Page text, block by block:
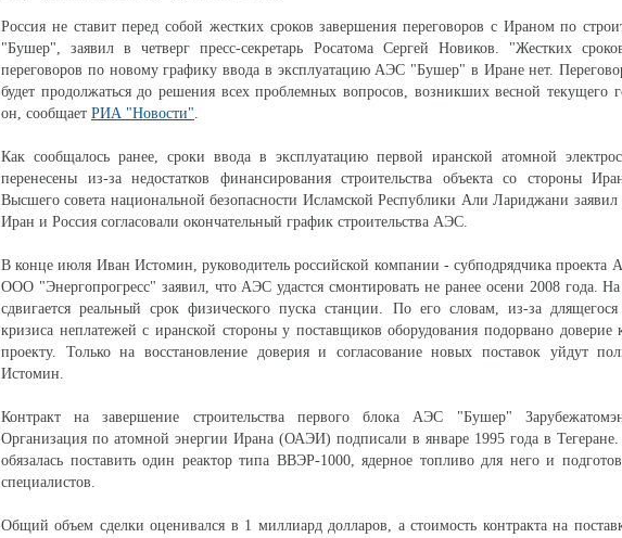
Россия не ставит перед собой жестких сроков завершения переговоров с Ираном по
"Бушер", заявил в четверг пресс-секретарь Росатома Сергей Новиков. "Жестких
переговоров по новому графику ввода в эксплуатацию АЭС "Бушер" в Иране нет.
будет продолжаться до решения всех проблемных вопросов, возникших весной текущего
он, сообщает РИА "Новости".
Как сообщалось ранее, сроки ввода в эксплуатацию первой иранской атомной
перенесены из-за недостатков финансирования строительства объекта со стороны
Высшего совета национальной безопасности Исламской Республики Али Лариджани заявил
Иран и Россия согласовали окончательный график строительства АЭС.
В конце июля Иван Истомин, руководитель российской компании - субподрядчика
ООО "Энергопрогресс" заявил, что АЭС удастся смонтировать не ранее осени 2008 года.
сдвигается реальный срок физического пуска станции. По его словам, из-за
кризиса неплатежей с иранской стороны у поставщиков оборудования подорвано доверие
проекту. Только на восстановление доверия и согласование новых поставок уйдут
Истомин.
Контракт на завершение строительства первого блока АЭС "Бушер"
Организация по атомной энергии Ирана (ОАЭИ) подписали в январе 1995 года в Тегеране.
обязалась поставить один реактор типа ВВЭР-1000, ядерное топливо для него и
специалистов.
Общий объем сделки оценивался в 1 миллиард долларов, а стоимость контракта на